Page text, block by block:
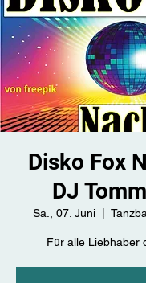
Disko Fox
DJ
Sa., 07. Juni
  |
Für alle Liebhaber